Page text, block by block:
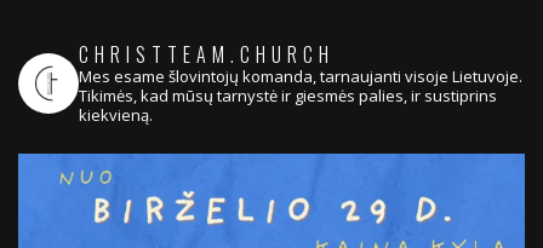
CHRISTTEAM.CHURCH
Mes esame šlovintojų komanda, tarnaujanti visoje Lietuvoje.
Tikimės, kad mūsų tarnystė ir giesmės palies, ir sustiprins
kiekvieną.